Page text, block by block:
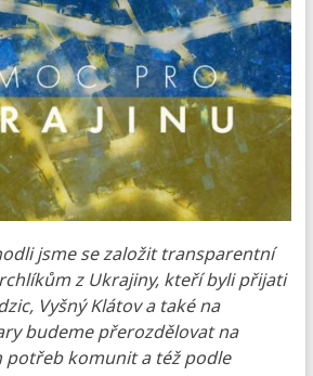
jsme se založit transparentní
z Ukrajiny, kteří byli přijati
Vyšný Klátov a také na
budeme přerozdělovat na
potřeb komunit a též podle